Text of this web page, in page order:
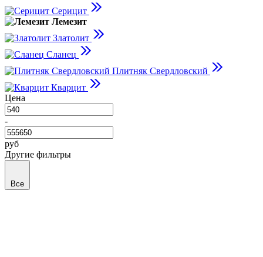
Серицит
Лемезит
Златолит
Сланец
Плитняк Свердловский
Кварцит
Цена
-
руб
Другие фильтры
Все